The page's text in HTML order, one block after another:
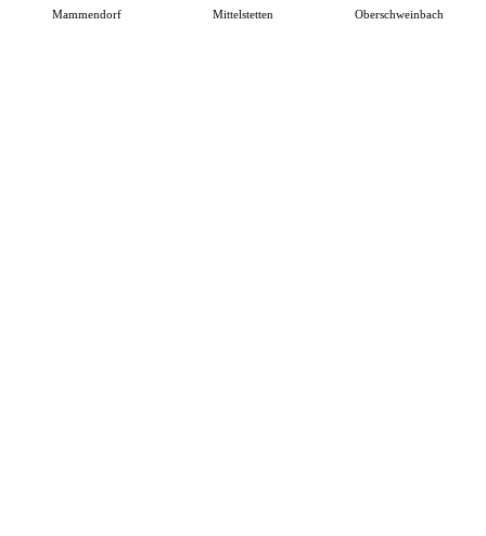
Mammendorf Mittelstetten Oberschweinbach